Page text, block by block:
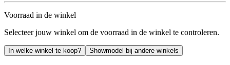
Voorraad in de winkel
Selecteer jouw winkel om de voorraad in de winkel te controleren.
In welke winkel te koop? Showmodel bij andere winkels